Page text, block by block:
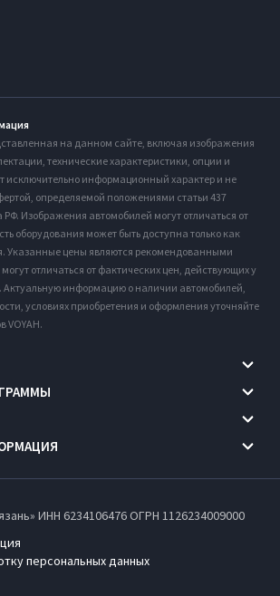
на данном сайте, включая изображения
технические характеристики, опции и
исключительно информационный характер и не
определяемой положениями статьи 437
Изображения автомобилей могут отличаться от
оборудования может быть доступна только как
Указанные цены являются рекомендованными
отличаться от фактических цен, действующих у
информацию о наличии автомобилей,
условиях приобретения и оформления уточняйте
VOYAH.
ИНН 6234106476ОГРН 1126234009000
персональных данных